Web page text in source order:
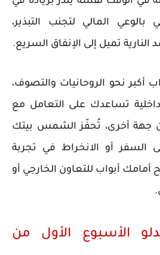
بالوعي المالي لتجنب التبذير،
تميل إلى الإنفاق السريع.
أكبر نحو الروحانيات والتصوف،
تساعدك على التعامل مع
جهة أخرى، تُحفّز الشمس بيتك
السفر أو الانخراط في تجربة
أمامك أبواب للتعاون الخارجي أو
الأسبوع الأول من